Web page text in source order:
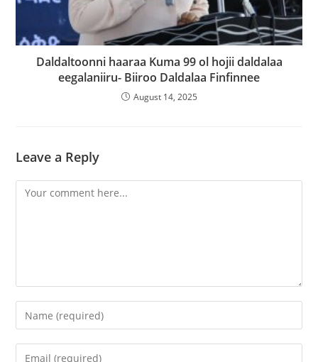
Daldaltoonni haaraa Kuma 99 ol hojii daldalaa
eegalaniiru- Biiroo Daldalaa Finfinnee
August 14, 2025
Leave a Reply